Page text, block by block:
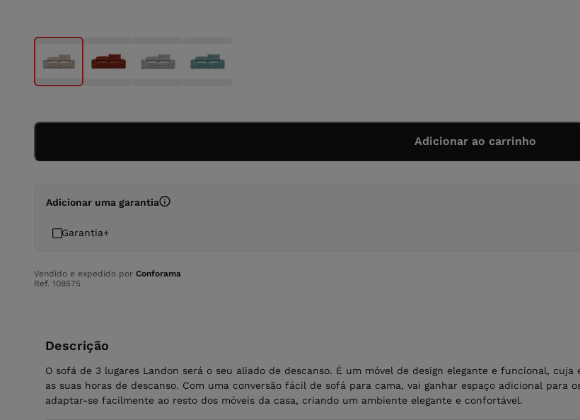
Adicionar ao carrinho
Adicionar uma garantia
Garantia+
Vendido e expedido por Conforama
Ref. 108575
Descrição
O sofá de 3 lugares Landon será o seu aliado de descanso. É um móvel de design elegante e funcional,
as suas horas de descanso. Com uma conversão fácil de sofá para cama, vai ganhar espaço adicional para
adaptar-se facilmente ao resto dos móveis da casa, criando um ambiente elegante e confortável.